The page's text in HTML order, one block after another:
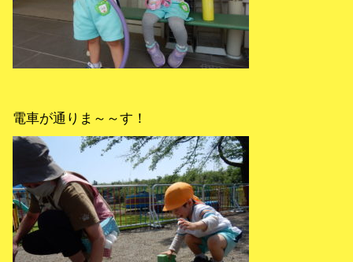
電車が通りま～～す！